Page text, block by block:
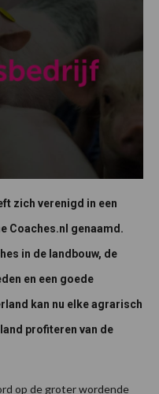
zich verenigd in een
Coaches.nl genaamd.
in de landbouw, de
en een goede
kan nu elke agrarisch
profiteren van de
op de groter wordende